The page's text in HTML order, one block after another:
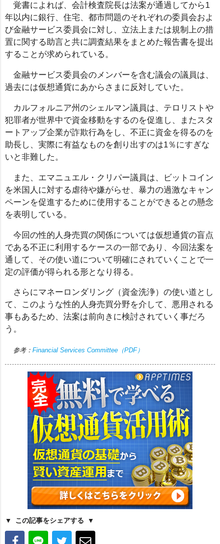
覚書によれば、会計検査院長は法案が通過してから1
年以内に銀行、住宅、都市問題のそれぞれの委員会およ
び金融サービス委員会に対し、立法上または規制上の措
置に関する助言と共に調査結果をまとめた報告書を提出
することが求められている。
金融サービス委員会のメンバーを含む議会の議員は、
過去には仮想通貨にあからさまに反対していた。
カルフォルニア州のシェルマン議員は、テロリストや
犯罪者が世界中で資金移動をするのを促進し、またスタ
ートアップ企業が詐欺行為をし、不正に資金を得るのを
助長し、実際に有益なものを創り出すのは1％にすぎな
いと非難した。
また、エマニュエル・クリパー議員は、ビットコイン
を米国人に対する虐待や嫌がらせ、暴力の過激なキャン
ペーンを促進するために使用することができるとの懸念
を表明している。
今回の性的人身売買の関係については仮想通貨の盲点
である不正に利用するケースの一部であり、今回法案を
通して、その使い道について明確にされていくことで一
定の評価が得られる形となり得る。
さらにマネーロンダリング（資金洗浄）の使い道とし
て、このような性的人身売買分野を介して、悪用される
事もあるため、法案は前向きに検討されていく事だろ
う。
参考： Financial Services Committee（PDF）
この記事をシェアする